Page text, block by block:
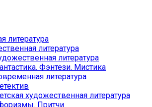
литература
литература
литература
Фэнтези. Мистика
литература
художественная литература
Притчи